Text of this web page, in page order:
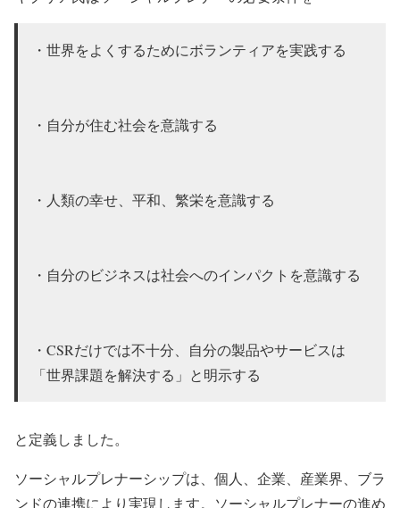
・世界をよくするためにボランティアを実践する
・自分が住む社会を意識する
・人類の幸せ、平和、繁栄を意識する
・自分のビジネスは社会へのインパクトを意識する
・CSRだけでは不十分、自分の製品やサービスは
「世界課題を解決する」と明示する
と定義しました。
ソーシャルプレナーシップは、個人、企業、産業界、ブラ
ンドの連携により実現します。ソーシャルプレナーの進め